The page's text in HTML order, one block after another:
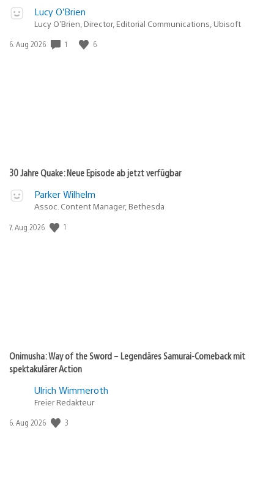
Lucy O’Brien
Lucy O’Brien, Director, Editorial Communications, Ubisoft
Veröffentlichungsdatum:
6. Aug 2026 1 6
30 Jahre Quake: Neue Episode ab jetzt verfügbar
Parker Wilhelm
Assoc. Content Manager, Bethesda
Veröffentlichungsdatum:
7. Aug 2026 1
Onimusha: Way of the Sword – Legendäres Samurai-Comeback mit
spektakulärer Action
Ulrich Wimmeroth
Freier Redakteur
Veröffentlichungsdatum:
6. Aug 2026 3